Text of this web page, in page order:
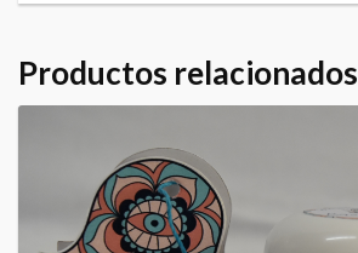
Productos relacionados